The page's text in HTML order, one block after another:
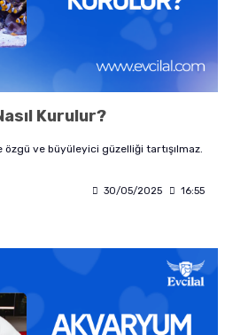
Kurulur?
özgü ve büyüleyici güzelliği tartışılmaz.
30/05/2025 16:55